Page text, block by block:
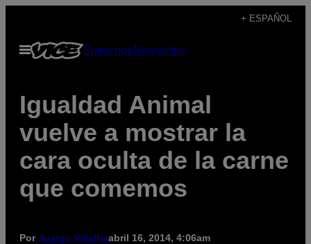
contenido
+ ESPAÑOL
Abrir
Menú
SubscribeNewsletter
Igualdad Animal
vuelve a mostrar la
cara oculta de la carne
que comemos
PorJuanjo Villalbaabril 16, 2014, 4:06am